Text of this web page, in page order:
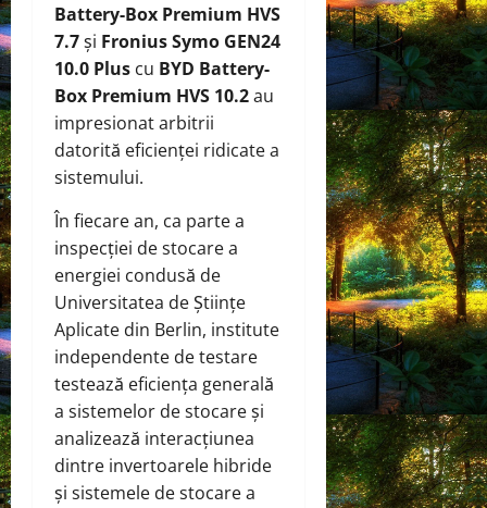
Battery-Box Premium HVS
7.7și Fronius Symo GEN24
10.0 Plus cu BYD Battery-
Box Premium HVS 10.2au
impresionat arbitrii
datorită eficienței ridicate a
sistemului.
În fiecare an, ca parte a
inspecției de stocare a
energiei condusă de
Universitatea de Științe
Aplicate din Berlin, institute
independente de testare
testează eficiența generală
a sistemelor de stocare și
analizează interacțiunea
dintre invertoarele hibride
și sistemele de stocare a